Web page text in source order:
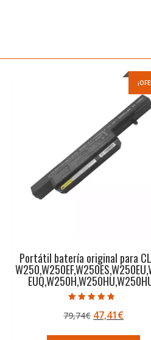
Portátil batería original para
4.50
de 5
79,74€ El
47,41€El